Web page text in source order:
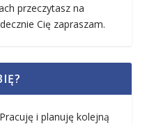
przeczytasz na
Cię zapraszam.
i planuję kolejną